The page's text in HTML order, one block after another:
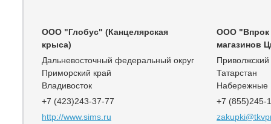
ООО "Глобус" (Канцелярская
крыса)
Дальневосточный федеральный округ
Приморский край
Владивосток
+7 (423)243-37-77
http://www.sims.ru
ООО "Впрок
магазинов
Татарстан
Набережные
+7 (855)245-